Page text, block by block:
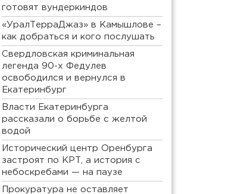
готовят вундеркиндов
«УралТерраДжаз» в Камышлове –
как добраться и кого послушать
Свердловская криминальная
легенда 90-х Федулев
освободился и вернулся в
Екатеринбург
Власти Екатеринбурга
рассказали о борьбе с желтой
водой
Исторический центр Оренбурга
застроят по КРТ, а история с
небоскребами — на паузе
Прокуратура не оставляет